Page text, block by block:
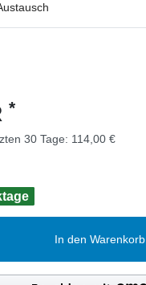
*
30 Tage: 114,00 €
In den Warenkorb